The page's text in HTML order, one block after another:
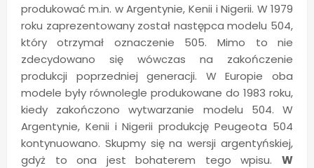
produkować m.in. w Argentynie, Kenii i Nigerii. W 1979
roku zaprezentowany został następca modelu 504,
który otrzymał oznaczenie 505. Mimo to nie
zdecydowano się wówczas na zakończenie
produkcji poprzedniej generacji. W Europie oba
modele były równolegle produkowane do 1983 roku,
kiedy zakończono wytwarzanie modelu 504. W
Argentynie, Kenii i Nigerii produkcję Peugeota 504
kontynuowano. Skupmy się na wersji argentyńskiej,
gdyż to ona jest bohaterem tego wpisu.W